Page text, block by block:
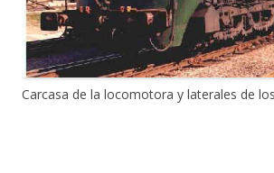
Carcasa de la locomotora y laterales de